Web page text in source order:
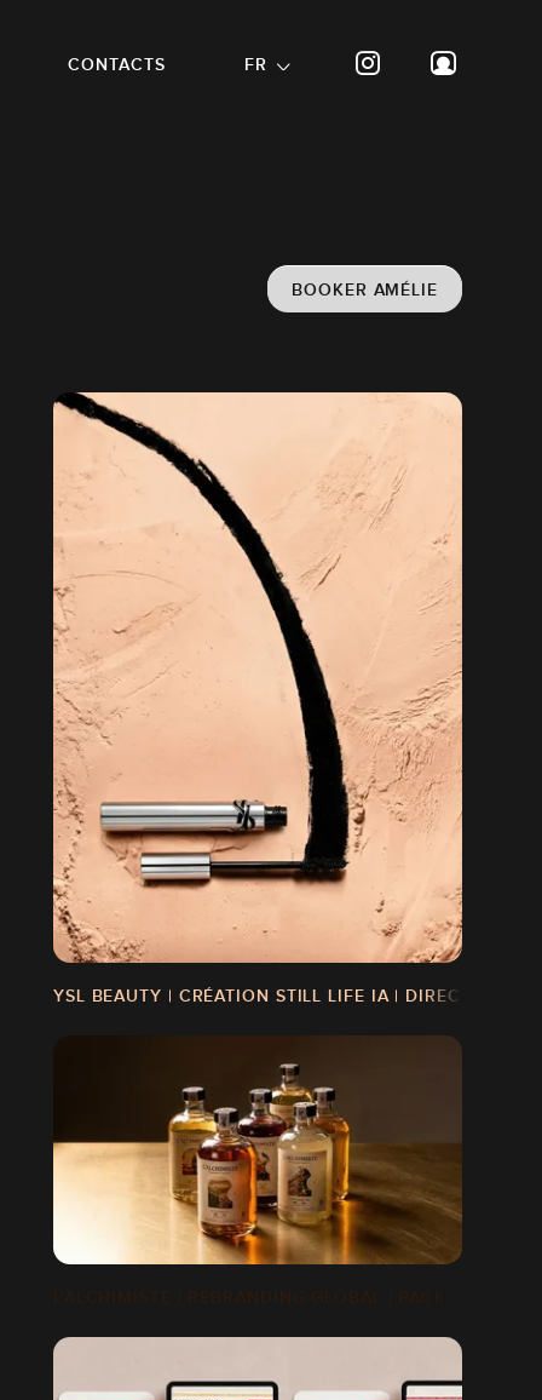
CONTACTS FR
BOOKER AMÉLIE
YSL BEAUTY | CRÉATION STILL LIFE IA | DIRECTION